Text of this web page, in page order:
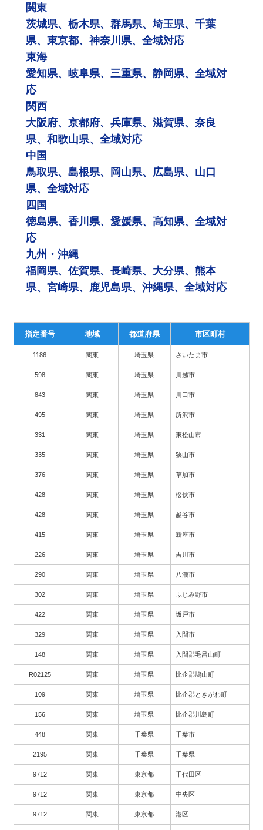
関東
茨城県、栃木県、群馬県、埼玉県、千葉
県、東京都、神奈川県、全域対応
東海
愛知県、岐阜県、三重県、静岡県、全域対
応
関西
大阪府、京都府、兵庫県、滋賀県、奈良
県、和歌山県、全域対応
中国
鳥取県、島根県、岡山県、広島県、山口
県、全域対応
四国
徳島県、香川県、愛媛県、高知県、全域対
応
九州・沖縄
福岡県、佐賀県、長崎県、大分県、熊本
県、宮崎県、鹿児島県、沖縄県、全域対応
指定番号 地域 都道府県 市区町村
1186 関東 埼玉県 さいたま市
598 関東 埼玉県 川越市
843 関東 埼玉県 川口市
495 関東 埼玉県 所沢市
331 関東 埼玉県 東松山市
335 関東 埼玉県 狭山市
376 関東 埼玉県 草加市
428 関東 埼玉県 松伏市
428 関東 埼玉県 越谷市
415 関東 埼玉県 新座市
226 関東 埼玉県 吉川市
290 関東 埼玉県 八潮市
302 関東 埼玉県 ふじみ野市
422 関東 埼玉県 坂戸市
329 関東 埼玉県 入間市
148 関東 埼玉県 入間郡毛呂山町
R02125 関東 埼玉県 比企郡鳩山町
109 関東 埼玉県 比企郡ときがわ町
156 関東 埼玉県 比企郡川島町
448 関東 千葉県 千葉市
2195 関東 千葉県 千葉県
9712 関東 東京都 千代田区
9712 関東 東京都 中央区
9712 関東 東京都 港区